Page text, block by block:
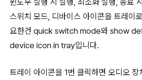
윈도우 실행 시 실행, 최소화 실행, 종료
스위치 모드, 디바이스 아이콘을 트레이
요한건 quick switch mode와 show
device icon in tray입니다.
트레이 아이콘을 1번 클릭하면 오디오 장